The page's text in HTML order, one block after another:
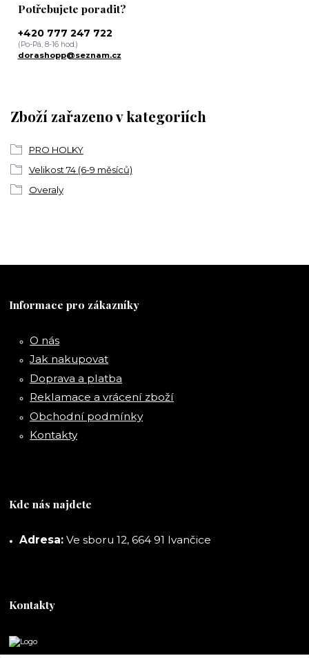
Zboží zařazeno v kategoriích
PRO HOLKY
Velikost 74 (6-9 měsíců)
Overaly
Potřebujete poradit?
+420 777 247 722
(Po-Pá, 8-16 hod.)
dorashopp@seznam.cz
Informace pro zákazníky
O nás
Jak nakupovat
Doprava a platba
Reklamace a vrácení zboží
Obchodní podmínky
Kontakty
Kde nás najdete
Adresa: Ve sboru 12, 664 91 Ivančice
Kontakty